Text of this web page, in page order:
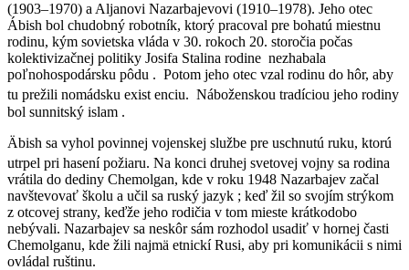
(1903–1970) a Aljanovi Nazarbajevovi (1910–1978). Jeho otec
Ábish bol chudobný robotník, ktorý pracoval pre bohatú miestnu
rodinu, kým sovietska vláda v 30. rokoch 20. storočia počas
kolektivizačnej politiky Josifa Stalina rodine nezhabala
poľnohospodársku pôdu . Potom jeho otec vzal rodinu do hôr, aby
tu prežili nomádsku exist enciu. Náboženskou tradíciou jeho rodiny
bol sunnitský islam .
Äbish sa vyhol povinnej vojenskej službe pre uschnutú ruku, ktorú
utrpel pri hasení požiaru. Na konci druhej svetovej vojny sa rodina
vrátila do dediny Chemolgan, kde v roku 1948 Nazarbajev začal
navštevovať školu a učil sa ruský jazyk ; keď žil so svojím strýkom
z otcovej strany, keďže jeho rodičia v tom mieste krátkodobo
nebývali. Nazarbajev sa neskôr sám rozhodol usadiť v hornej časti
Chemolganu, kde žili najmä etnickí Rusi, aby pri komunikácii s nimi
ovládal ruštinu.